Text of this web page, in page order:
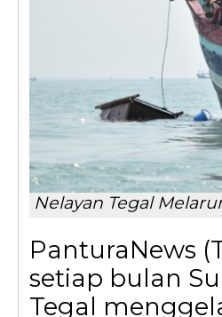
Nelayan Tegal
PanturaNews
setiap bulan
Tegal